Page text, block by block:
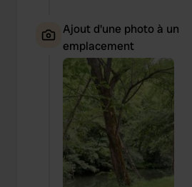
Ajout d'une photo à un
emplacement